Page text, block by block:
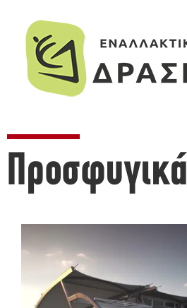
Προσφυγικά